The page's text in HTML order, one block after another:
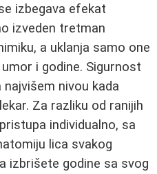
izbegava efekat
izveden tretman
a uklanja samo one
i godine. Sigurnost
najvišem nivou kada
Za razliku od ranijih
pristupa individualno, sa
lica svakog
izbrišete godine sa svog